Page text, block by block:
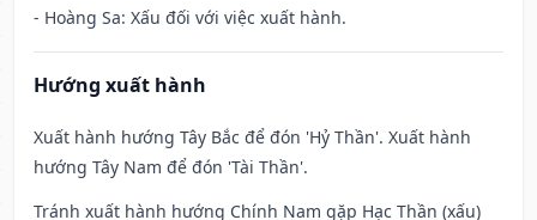
- Hoàng Sa: Xấu đối với việc xuất hành.
Hướng xuất hành
Xuất hành hướng Tây Bắc để đón 'Hỷ Thần'. Xuất hành
hướng Tây Nam để đón 'Tài Thần'.
Tránh xuất hành hướng Chính Nam gặp Hạc Thần (xấu)